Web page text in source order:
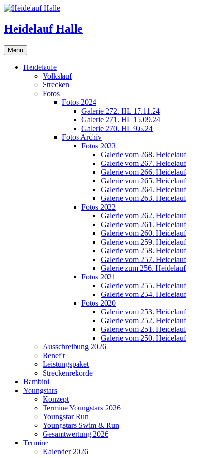
Skip
content
Heidelauf Halle
Menu
Heideläufe
Volkslauf
Strecken
Fotos
Fotos 2024
Galerie 272. HL 17.11.24
Galerie 271. HL 15.09.24
Galerie 270. HL 9.6.24
Fotos Archiv
Fotos 2023
Galerie vom 268. Heidelauf
Galerie vom 267. Heidelauf
Galerie vom 266. Heidelauf
Galerie vom 265. Heidelauf
Galerie vom 264. Heidelauf
Galerie vom 263. Heidelauf
Fotos 2022
Galerie vom 262. Heidelauf
Galerie vom 261. Heidelauf
Galerie vom 260. Heidelauf
Galerie vom 259. Heidelauf
Galerie vom 258. Heidelauf
Galerie vom 257. Heidelauf
Galerie zum 256. Heidelauf
Fotos 2021
Galerie vom 255. Heidelauf
Galerie vom 254. Heidelauf
Fotos 2020
Galerie vom 253. Heidelauf
Galerie vom 252. Heidelauf
Galerie vom 251. Heidelauf
Galerie vom 250. Heidelauf
Ausschreibung 2026
Benefit
Leistungspaket
Streckenrekorde
Bambini
Youngstars
Konzept
Termine Youngstars 2026
Youngstar Run
Youngstars Swim & Run
Gesamtwertung 2026
Termine
Kalender 2026